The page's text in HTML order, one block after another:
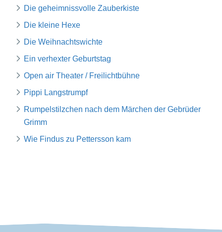
Die geheimnissvolle Zauberkiste
Die kleine Hexe
Die Weihnachtswichte
Ein verhexter Geburtstag
Open air Theater / Freilichtbühne
Pippi Langstrumpf
Rumpelstilzchen nach dem Märchen der Gebrüder
Grimm
Wie Findus zu Pettersson kam